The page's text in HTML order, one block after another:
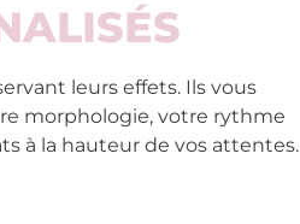
leurs effets. Ils vous
morphologie, votre rythme
à la hauteur de vos attentes.